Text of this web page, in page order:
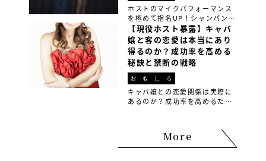
ホストのマイクパフォーマンス
を極めて指名UP！シャンパンコ
ールやイベントMCを成功させる
ためのテクニックや練習方法を
徹底解説。初心者でもできるコ
ツやプロの裏技を学んで、あな
たのパフォーマンスを次のレベ
ルへ！
【現役ホスト暴露】キャバ
嬢と客の恋愛は本当にあり
得るのか？成功率を高める
秘訣と禁断の戦略
おもしろ
キャバ嬢との恋愛関係は実際に
あるのか？成功率を高めるため
が明かす恋愛の裏側と注意点を
徹底解説！本物の恋愛感情を育
むためのアドバイスも。成功す
More